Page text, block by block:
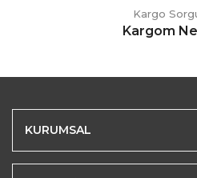
Kargo
Kargom
KURUMSAL